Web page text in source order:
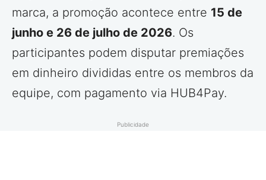
marca, a promoção acontece entre 15 de
junho e 26 de julho de 2026. Os
participantes podem disputar premiações
em dinheiro divididas entre os membros da
equipe, com pagamento via HUB4Pay.
Publicidade